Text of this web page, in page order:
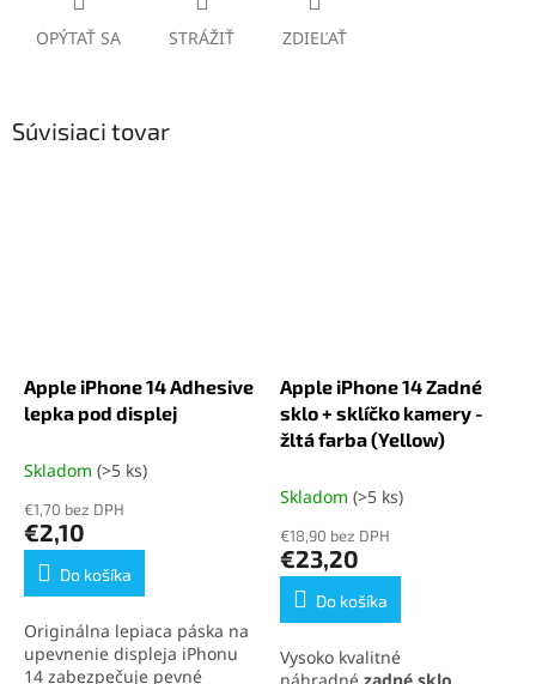
OPÝTAŤ SA STRÁŽIŤ ZDIEĽAŤ
Súvisiaci tovar
Apple iPhone 14 Adhesive
lepka pod displej
Skladom (>5 ks)
€1,70 bez DPH
€2,10
Do košíka
Originálna lepiaca páska na
upevnenie displeja iPhonu
14 zabezpečuje pevné
Apple iPhone 14 Zadné
sklo + sklíčko kamery -
žltá farba (Yellow)
Skladom (>5 ks)
€18,90 bez DPH
€23,20
Do košíka
Vysoko kvalitné
náhradné zadné sklo